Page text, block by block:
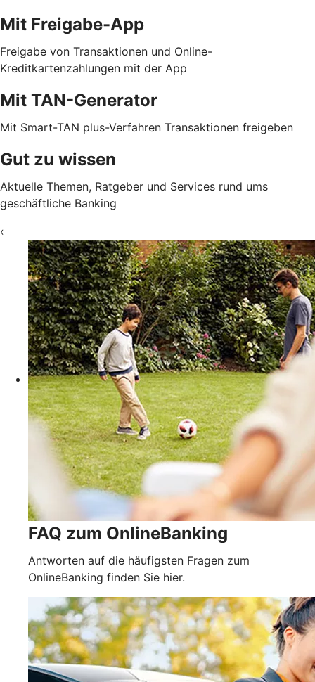
Mit Freigabe-App
Freigabe von Transaktionen und Online-
Kreditkartenzahlungen mit der App
Mit TAN-Generator
Mit Smart-TAN plus-Verfahren Transaktionen freigeben
Gut zu wissen
Aktuelle Themen, Ratgeber und Services rund ums
geschäftliche Banking
‹
FAQ zum OnlineBanking
Antworten auf die häufigsten Fragen zum
OnlineBanking finden Sie hier.